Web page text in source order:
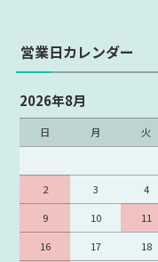
営業日カレンダー
2026年8月
日 月 火
2
3 4
9
10 11
16
17 18